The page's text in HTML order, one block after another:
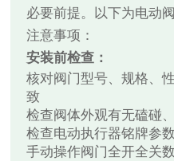
必要前提。以下为电动
注意事项：
安装前检查：
核对阀门型号、规格、
致
检查阀体外观有无磕碰
检查电动执行器铭牌参
手动操作阀门全开全关